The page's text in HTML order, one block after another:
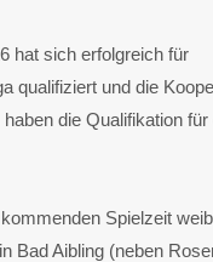
hat sich erfolgreich für
qualifiziert und die
die Qualifikation für
Spielzeit
Bad Aibling (neben